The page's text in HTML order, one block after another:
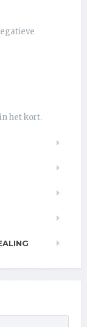
het kort.